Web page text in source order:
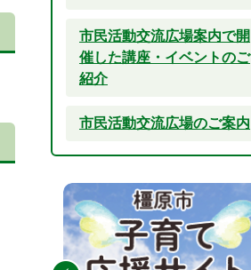
市民活動交流広場案内で開
催した講座・イベントのご
紹介
市民活動交流広場のご案内
2
枚
目
の